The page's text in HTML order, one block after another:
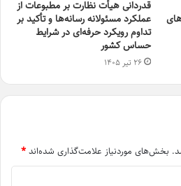
قدردانی هیأت نظارت بر مطبوعات از
عملکرد مسئولانه رسانه‌ها و تأکید بر
تداوم رویکرد حرفه‌ای در شرایط
حساس کشور
۲۶ تیر ۱۴۰۵
بخش‌های موردنیاز علامت‌گذاری شده‌اند *